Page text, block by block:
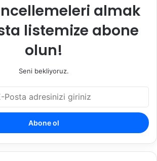
almak
listemize abone
olun!
Seni bekliyoruz.